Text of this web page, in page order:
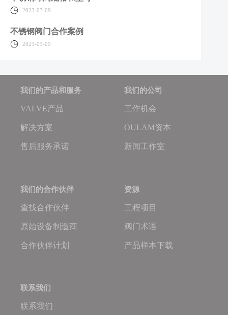
2023-03-09
不锈钢阀门合作案例
2023-03-09
我们的产品和服务
VALVE产品
解决方案
售后服务承诺
我们的公司
工作机会
OULAM资本
新闻工作室
我们的合作伙伴
查找合作伙伴
原始设备制造商
合作伙伴计划
资源
工程项目
阀门术语
产品样本下载
联系我们
联系我们